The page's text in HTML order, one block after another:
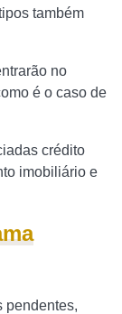
também
no
é o caso de
crédito
imobiliário e
pendentes,